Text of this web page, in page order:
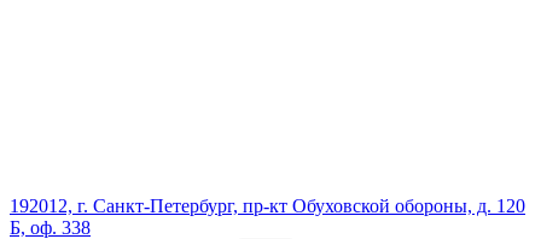
192012, г. Санкт-Петербург, пр-кт Обуховской обороны, д. 120
Б, оф. 338